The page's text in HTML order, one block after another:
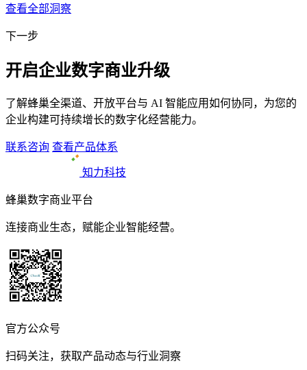
查看全部洞察
下一步
开启企业数字商业升级
了解蜂巢全渠道、开放平台与 AI 智能应用如何协同，为您的
企业构建可持续增长的数字化经营能力。
联系咨询 查看产品体系
知力科技
蜂巢数字商业平台
连接商业生态，赋能企业智能经营。
官方公众号
扫码关注，获取产品动态与行业洞察